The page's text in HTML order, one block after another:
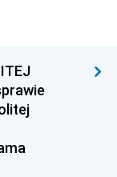
1994
1991
1985